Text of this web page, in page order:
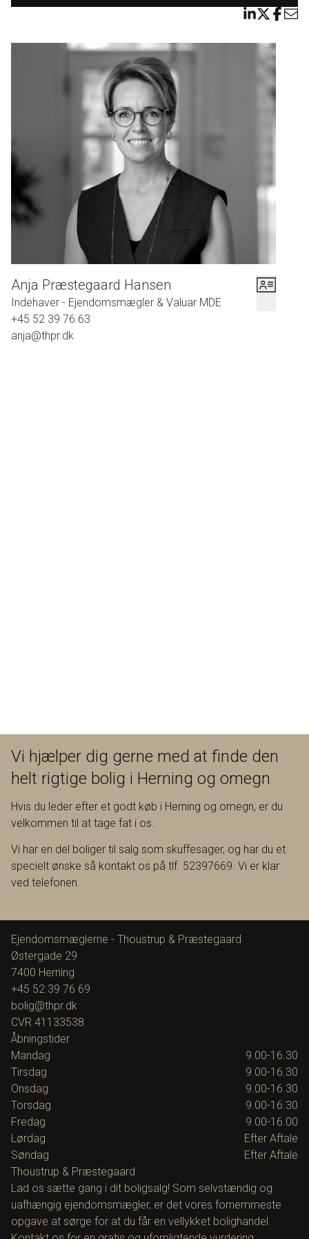
Der lægges stor vægt på at minimere miljøpåvirkningen og samtidig sikre
høj livskvalitet for beboerne gennem energieffektive løsninger og
bæredygtige materialer. Regnvandshåndtering er integreret i landskabet,
hvilket beskytter miljøet og skaber attraktive udearealer.
Naboskabet skal være et værdifuldt fællesskab, og med opførelsen af et
fælleshus samt en legeplads i området skabes gode betingelser for at mødes.
Familieliv og en tryg hverdag er i fokus, og Nørretorp skal tiltrække både
ældre, par og aktive familier med børn, som alle værdsætter et stærkt
lokalmiljø og trygge omgivelser.
Anja Præstegaard Hansen
Indehaver - Ejendomsmægler & Valuar MDE
+45 52 39 76 63
anja@thpr.dk
Vi hjælper dig gerne med at finde den
helt rigtige bolig i Herning og omegn
Hvis du leder efter et godt køb i Herning og omegn, er du
velkommen til at tage fat i os.
Vi har en del boliger til salg som skuffesager, og har du et
specielt ønske så kontakt os på tlf. 52397669. Vi er klar
ved telefonen.
Ejendomsmæglerne - Thoustrup & Præstegaard
Østergade 29
7400 Herning
+45 52 39 76 69
bolig@thpr.dk
CVR 41133538
Åbningstider
Mandag
9.00-16.30
Tirsdag
9.00-16.30
Onsdag
9.00-16.30
Torsdag
9.00-16.30
Fredag
9.00-16.00
Lørdag
Efter Aftale
Søndag
Efter Aftale
Thoustrup & Præstegaard
Lad os sætte gang i dit boligsalg! Som selvstændig og
uafhængig ejendomsmægler, er det vores fornemmeste
opgave at sørge for at du får en vellykket bolighandel.